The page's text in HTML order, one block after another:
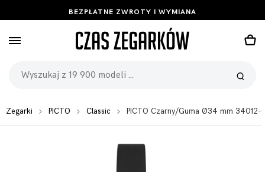
BEZPŁATNE ZWROTY I WYMIANA
Zegarki PICTO Classic PICTO Czarny/Guma Ø34 mm 34012-